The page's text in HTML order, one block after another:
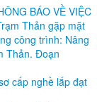
BÁO VỀ VIỆC
Thản gặp mặt
công trình: Nâng
Thản. Đoạn